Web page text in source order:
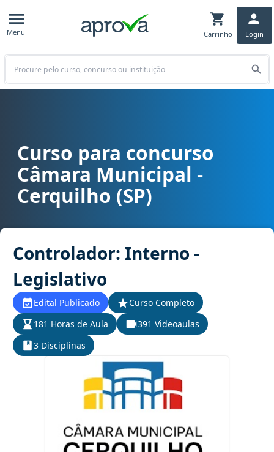
Menu Carrinho Login
Buscar
Curso para concurso Câmara Municipal - Cerquilho (SP) cargo
Curso para concurso
Câmara Municipal -
Cerquilho (SP)
Controlador: Interno -
Legislativo
Edital Publicado
Curso Completo
181 Horas de Aula
391 Videoaulas
3 Disciplinas